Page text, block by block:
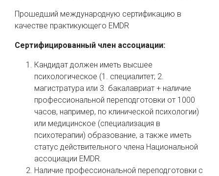
Прошедший международную сертификацию в
качестве практикующего EMDR
Сертифицированный член ассоциации:
Кандидат должен иметь высшее
психологическое (1. специалитет; 2.
магистратура или 3. бакалавриат + наличие
профессиональной переподготовки от 1000
часов, например, по клинической психологии)
или медицинское (специализация в
психотерапии) образование, а также иметь
статус действительного члена Национальной
ассоциации EMDR.
Наличие профессиональной переподготовки с